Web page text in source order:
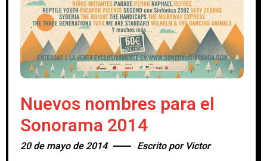
Nuevos nombres para el
Sonorama 2014
20 de mayo de 2014 Escrito por Victor